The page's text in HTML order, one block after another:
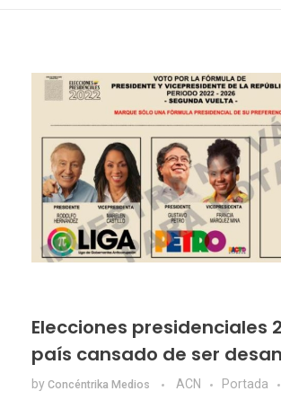
Elecciones presidenciales
país cansado de ser
by Concéntrika Medios ACN Portada